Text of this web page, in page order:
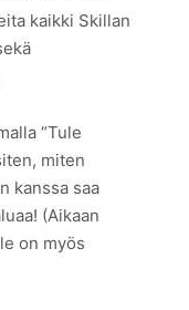
kaikki Skillan
“Tule
miten
kanssa saa
(Aikaan
on myös